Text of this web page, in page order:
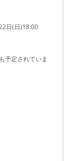
日(日)18:00
予定されていま